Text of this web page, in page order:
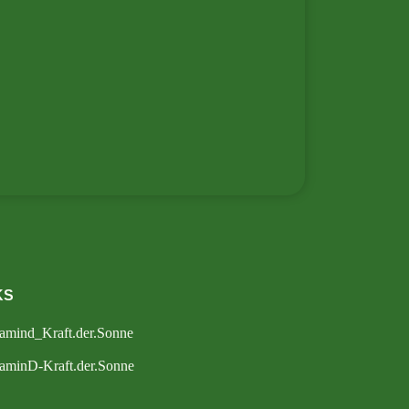
Kraft.der.Sonne